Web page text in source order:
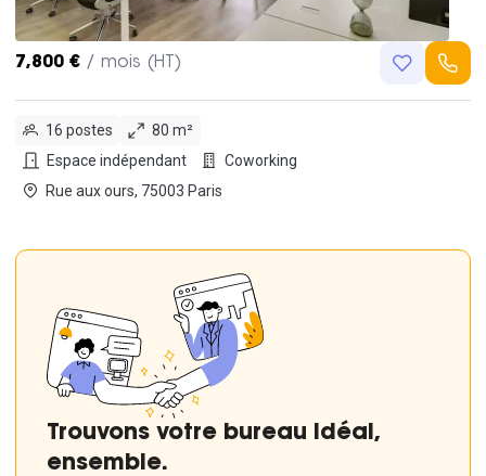
7,800 € / mois (HT)
16 postes
80 m²
Espace indépendant
Coworking
Rue aux ours, 75003 Paris
Trouvons votre bureau idéal,
ensemble.